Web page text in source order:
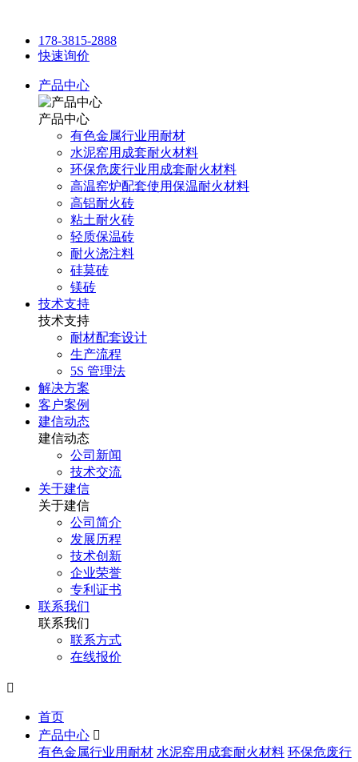
178-3815-2888
快速询价
产品中心
产品中心
有色金属行业用耐材
水泥窑用成套耐火材料
环保危废行业用成套耐火材料
高温窑炉配套使用保温耐火材料
高铝耐火砖
粘土耐火砖
轻质保温砖
耐火浇注料
硅莫砖
镁砖
技术支持
技术支持
耐材配套设计
生产流程
5S 管理法
解决方案
客户案例
建信动态
建信动态
公司新闻
技术交流
关于建信
关于建信
公司简介
发展历程
技术创新
企业荣誉
专利证书
联系我们
联系我们
联系方式
在线报价

首页
产品中心 
有色金属行业用耐材 水泥窑用成套耐火材料 环保危废行